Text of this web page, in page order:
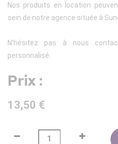
Nos produits en location
sein de notre agence située à
N’hésitez pas à nous
personnalisé.
Prix :
13,50 €